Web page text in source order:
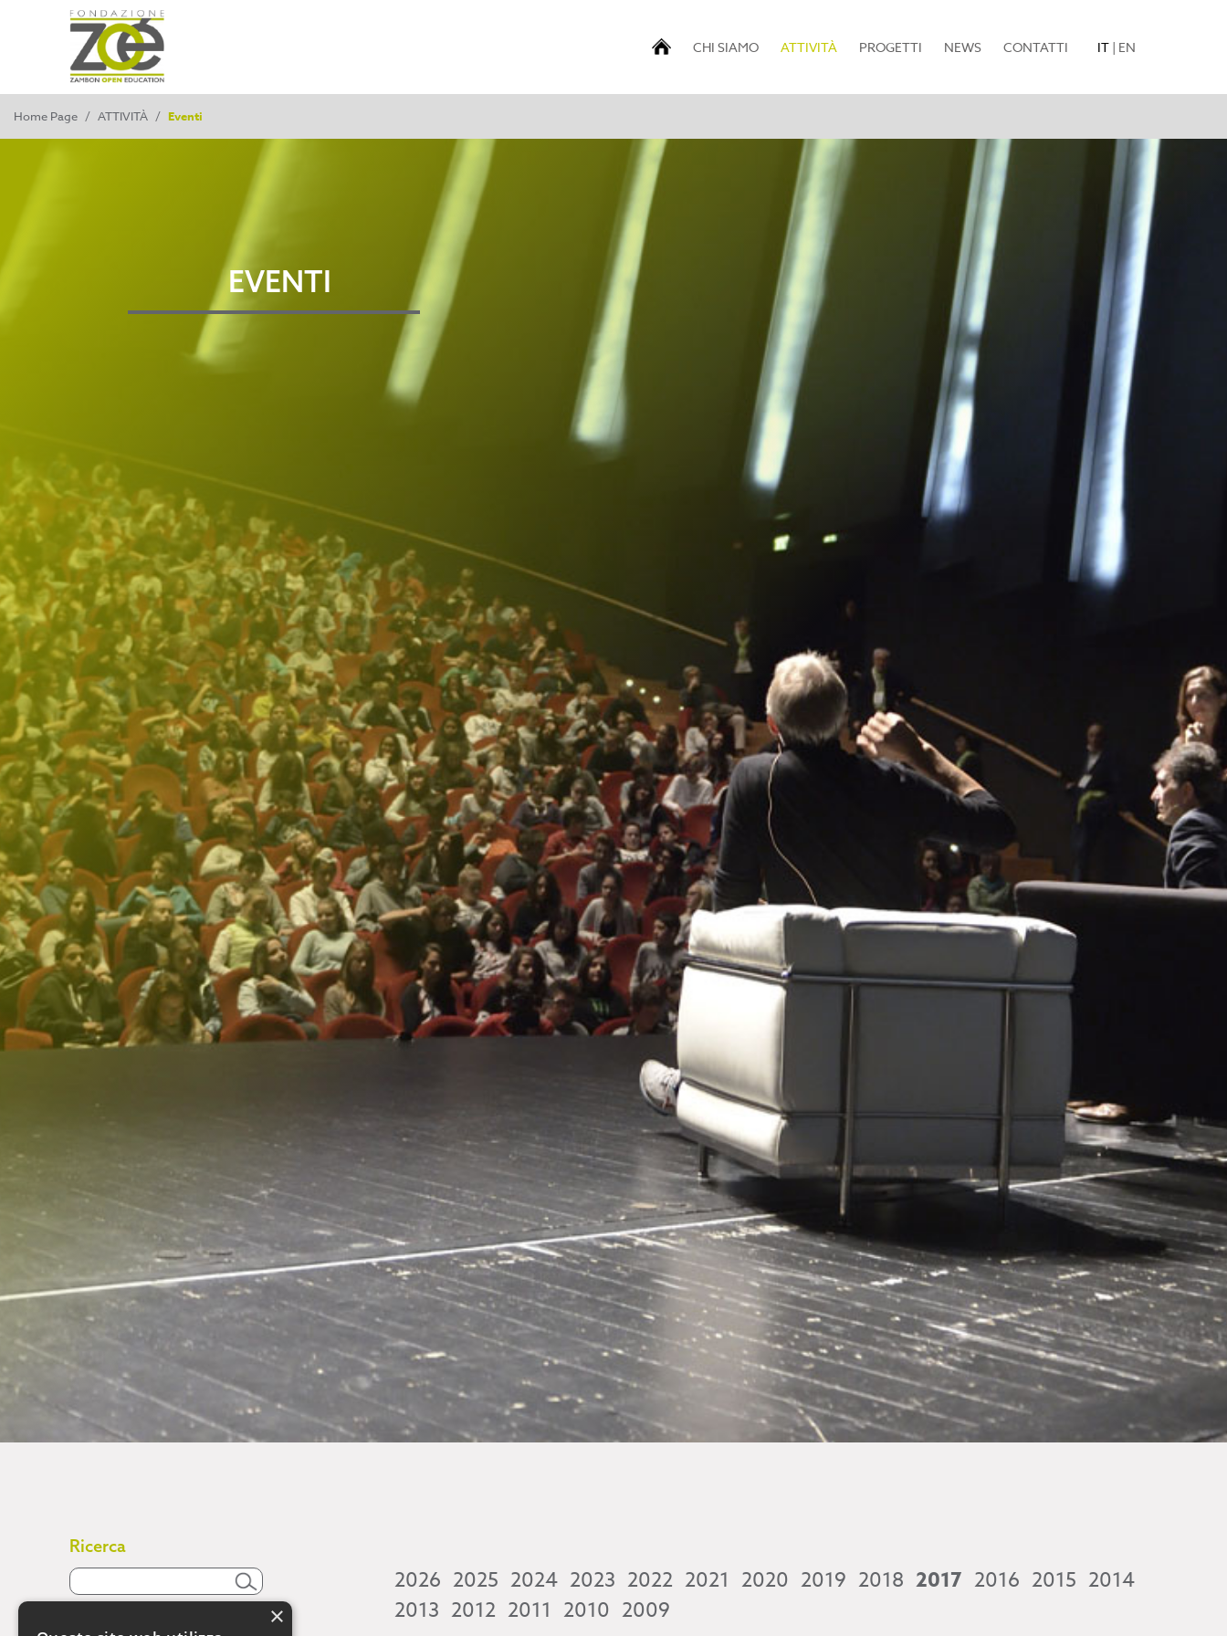
CHI SIAMO ATTIVITÀ(current)PROGETTI NEWS CONTATTI IT | EN
Home Page / ATTIVITÀ / Eventi
EVENTI
Ricerca
2026 2025 2024 2023 2022 2021 2020 2019 2018 2017 2016 2015 2014
2013 2012 2011 2010 2009
×